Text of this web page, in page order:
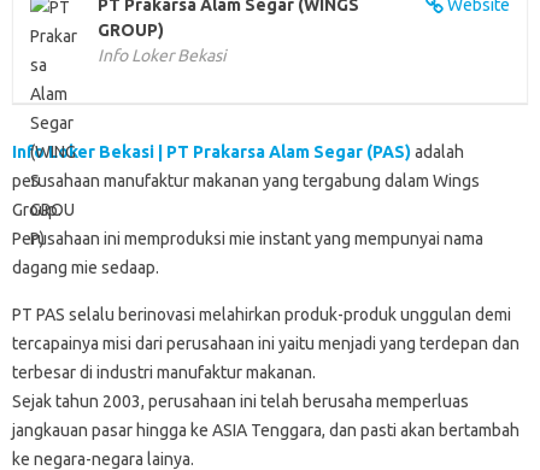
Website
PT Prakarsa Alam Segar (WINGS
GROUP)
Info Loker Bekasi
Info Loker Bekasi | PT Prakarsa Alam Segar (PAS)adalah
perusahaan manufaktur makanan yang tergabung dalam Wings
Group.
Perusahaan ini memproduksi mie instant yang mempunyai nama
dagang mie sedaap.
PT PAS selalu berinovasi melahirkan produk-produk unggulan demi
tercapainya misi dari perusahaan ini yaitu menjadi yang terdepan dan
terbesar di industri manufaktur makanan.
Sejak tahun 2003, perusahaan ini telah berusaha memperluas
jangkauan pasar hingga ke ASIA Tenggara, dan pasti akan bertambah
ke negara-negara lainya.